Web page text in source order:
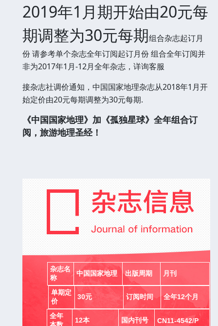
2019年1月期开始由20元每
期调整为30元每期组合杂志起订月
份 请参考单个杂志全年订阅起订月份 组合全年订阅并
非为2017年1月-12月全年杂志，详询客服
接杂志社调价通知，中国国家地理杂志从2018年1月开
始定价由20元每期调整为30元每期.
《中国国家地理》加《孤独星球》全年组合订
阅，旅游地理圣经！
杂志名
称
中国国家地理 出版周期 月刊
单期定
价
30元 订阅时间 全年12个月
全年
12本 国内刊号 CN11-4542/P